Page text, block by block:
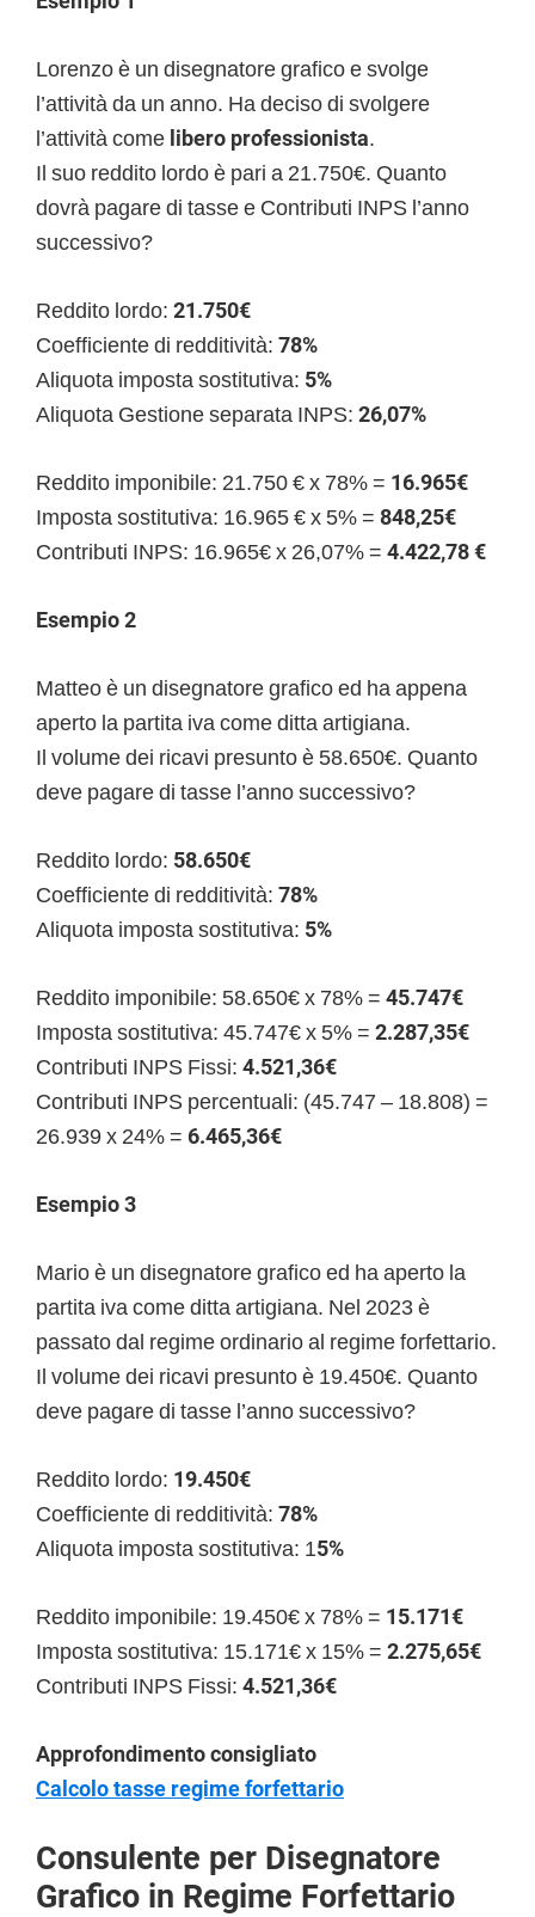
Lorenzo è un disegnatore grafico e svolge
l’attività da un anno. Ha deciso di svolgere
l’attività come libero professionista.
Il suo reddito lordo è pari a 21.750€. Quanto
dovrà pagare di tasse e Contributi INPS l’anno
successivo?
Reddito lordo: 21.750€
Coefficiente di redditività: 78%
Aliquota imposta sostitutiva: 5%
Aliquota Gestione separata INPS: 26,07%
Reddito imponibile: 21.750 € x 78% = 16.965€
Imposta sostitutiva: 16.965 € x 5% = 848,25€
Contributi INPS: 16.965€ x 26,07% = 4.422,78 €
Esempio 2
Matteo è un disegnatore grafico ed ha appena
aperto la partita iva come ditta artigiana.
Il volume dei ricavi presunto è 58.650€. Quanto
deve pagare di tasse l’anno successivo?
Reddito lordo: 58.650€
Coefficiente di redditività: 78%
Aliquota imposta sostitutiva: 5%
Reddito imponibile: 58.650€ x 78% = 45.747€
Imposta sostitutiva: 45.747€ x 5% = 2.287,35€
Contributi INPS Fissi: 4.521,36€
Contributi INPS percentuali: (45.747 – 18.808) =
26.939 x 24% = 6.465,36€
Esempio 3
Mario è un disegnatore grafico ed ha aperto la
partita iva come ditta artigiana. Nel 2023 è
passato dal regime ordinario al regime forfettario.
Il volume dei ricavi presunto è 19.450€. Quanto
deve pagare di tasse l’anno successivo?
Reddito lordo: 19.450€
Coefficiente di redditività: 78%
Aliquota imposta sostitutiva: 15%
Reddito imponibile: 19.450€ x 78% = 15.171€
Imposta sostitutiva: 15.171€ x 15% = 2.275,65€
Contributi INPS Fissi: 4.521,36€
Approfondimento consigliato
Calcolo tasse regime forfettario
Consulente per Disegnatore
Grafico in Regime Forfettario